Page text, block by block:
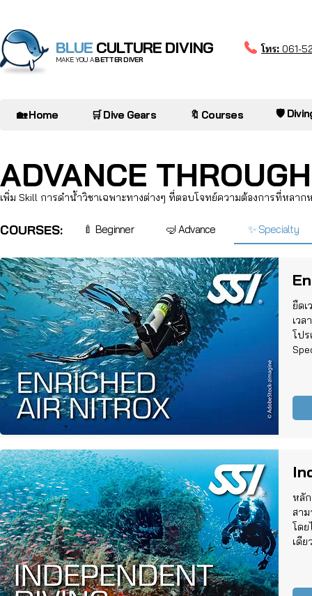
BLUE CULTURE DIVING
MAKE YOU ABETTER DIVER
โทร: 061-
🏡 Home 🛒 Dive Gears 🔖 Courses 🛡️
ADVANCE
เพิ่ม Skill การดำน้ำวิชาเฉพาะทางต่างๆ ที่ตอบโจทย์ความต้องการที่หลาก
COURSES: 🍼 Beginner 🤿 Advance ✨ Specialty
ยืด
เว
โปร
หลั
สา
โด
เดีย